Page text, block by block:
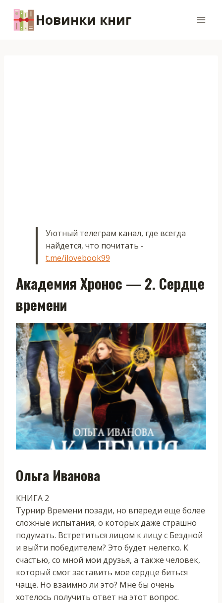
содержимому
Новинки книг
Уютный телеграм канал, где всегда
найдется, что почитать -
t.me/ilovebook99
Академия Хронос — 2. Сердце
времени
Ольга Иванова
КНИГА 2
Турнир Времени позади, но впереди еще более
сложные испытания, о которых даже страшно
подумать. Встретиться лицом к лицу с Бездной
и выйти победителем? Это будет нелегко. К
счастью, со мной мои друзья, а также человек,
который смог заставить мое сердце биться
чаще. Но взаимно ли это? Мне бы очень
хотелось получить ответ на этот вопрос.